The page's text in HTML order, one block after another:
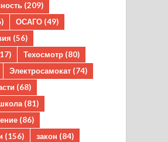
(209)
ОСАГО (49)
(56)
Техосмотр (80)
Электросамокат (74)
(68)
(81)
(86)
(156) закон (84)